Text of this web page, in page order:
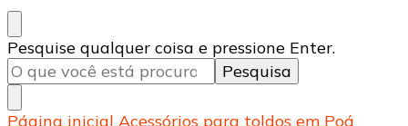
Procurando
algo?
Pesquise qualquer coisa e pressione Enter.
Página inicial Acessórios para toldos em Poá